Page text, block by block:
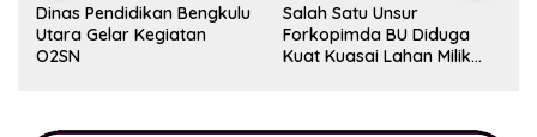
Dinas Pendidikan Bengkulu
Utara Gelar Kegiatan
O2SN
Salah Satu Unsur
Forkopimda BU Diduga
Kuat Kuasai Lahan Milik